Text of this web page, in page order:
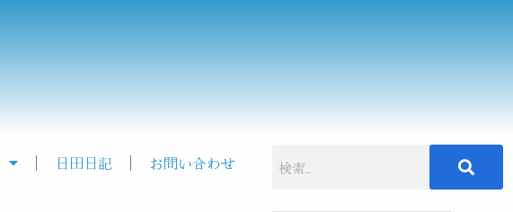
日田日記 お問い合わせ